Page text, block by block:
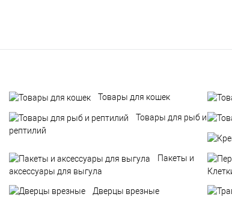
Товары для кошек
Товары для рыб и
рептилий
Пакеты и
аксессуары для выгула
Дверцы врезные